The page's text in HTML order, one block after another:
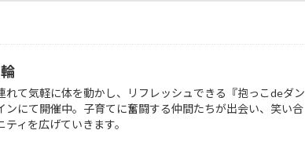
れて気軽に体を動かし、リフレッシュできる『抱っこdeダン
ンにて開催中。子育てに奮闘する仲間たちが出会い、笑い合
ィを広げていきます。